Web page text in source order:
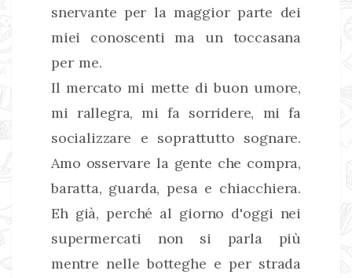
snervante per la maggior parte dei
miei conoscenti ma un toccasana
per me.
Il mercato mi mette di buon umore,
mi rallegra, mi fa sorridere, mi fa
socializzare e soprattutto sognare.
Amo osservare la gente che compra,
baratta, guarda, pesa e chiacchiera.
Eh già, perché al giorno d'oggi nei
supermercati non si parla più
mentre nelle botteghe e per strada